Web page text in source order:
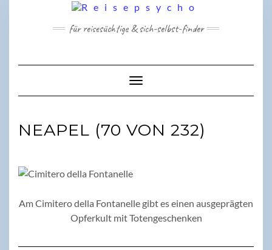
für reisesüchtige & sich-selbst-finder
Toggle Navigation
NEAPEL (70 VON 232)
Am Cimitero della Fontanelle gibt es einen ausgeprägten
Opferkult mit Totengeschenken